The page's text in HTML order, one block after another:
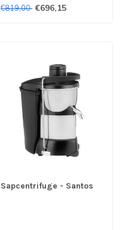
€819,00 €696,15
Sapcentrifuge - Santos